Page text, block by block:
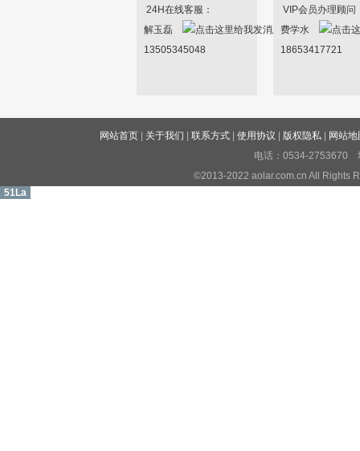
24H在线客服：
解玉磊
13505345048
VIP会员办理顾问
费学水
18653417721
网站首页 关于我们 |联系方式 |使用协议 版权隐私
网站地
电话：0534-2753670
©2013-2022 aolar.com.cn All Rights
51La